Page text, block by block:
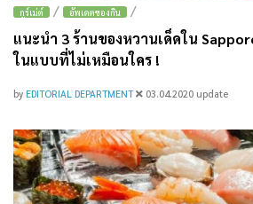
กูร์เม่ต์ / อัพเดตของกิน /
แนะนำ 3 ร้านของหวานเด็ดใน
ในแบบที่ไม่เหมือนใคร !
by EDITORIAL DEPARTMENT 03.04.2020 update